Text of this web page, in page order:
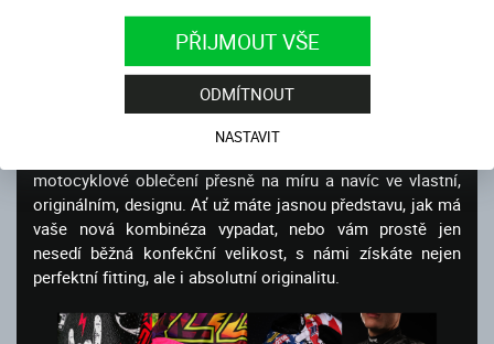
PŘIJMOUT VŠE
ODMÍTNOUT
NASTAVIT
Potřebuješ novou kombinézu? Chceš všechny oslnit svým
jedinečným designem, nebo perfektně ladit se svým
pekelným strojem? Máš neuvěřitelný obvod bicepsů nebo
třeba příliš dlouhé nohy? Máme řešení.
motocyklové oblečení přesně na míru a navíc ve vlastní,
originálním, designu. Ať už máte jasnou představu, jak má
vaše nová kombinéza vypadat, nebo vám prostě jen
nesedí běžná konfekční velikost, s námi získáte nejen
perfektní fitting, ale i absolutní originalitu.